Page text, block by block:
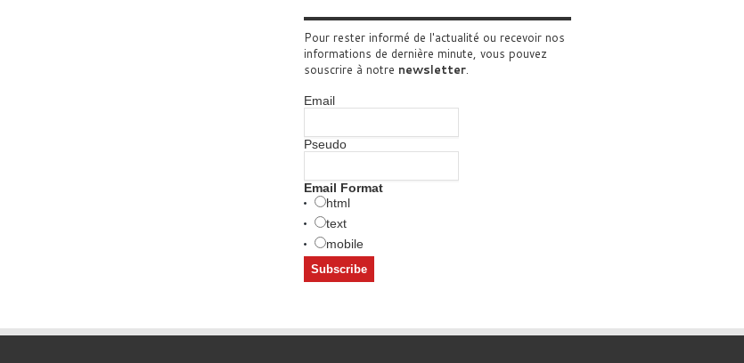
Pour rester informé de l'actualité ou recevoir nos
informations de dernière minute, vous pouvez
souscrire à notre newsletter.
Email
Pseudo
Email Format
html
text
mobile